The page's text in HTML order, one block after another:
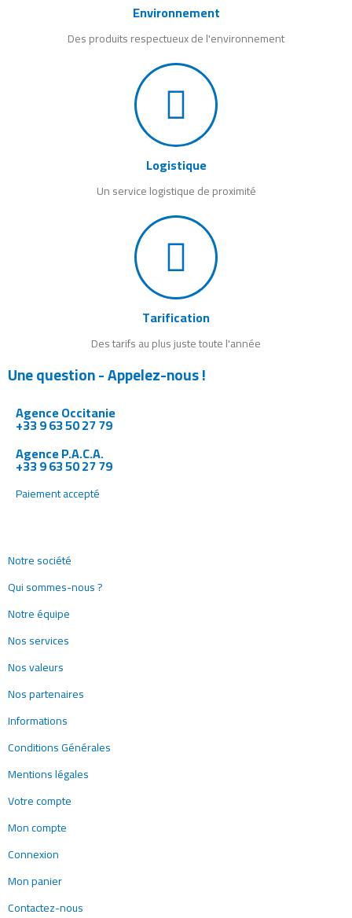
Environnement
Des produits respectueux de l'environnement
Logistique
Un service logistique de proximité
Tarification
Des tarifs au plus juste toute l'année
Une question - Appelez-nous !
Agence Occitanie
+33 9 63 50 27 79
Agence P.A.C.A.
+33 9 63 50 27 79
Paiement accepté
Notre société
Qui sommes-nous ?
Notre équipe
Nos services
Nos valeurs
Nos partenaires
Informations
Conditions Générales
Mentions légales
Votre compte
Mon compte
Connexion
Mon panier
Contactez-nous